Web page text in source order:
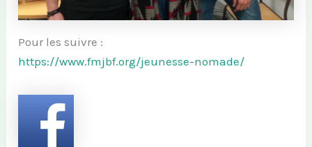
Pour les suivre :
https://www.fmjbf.org/jeunesse-nomade/